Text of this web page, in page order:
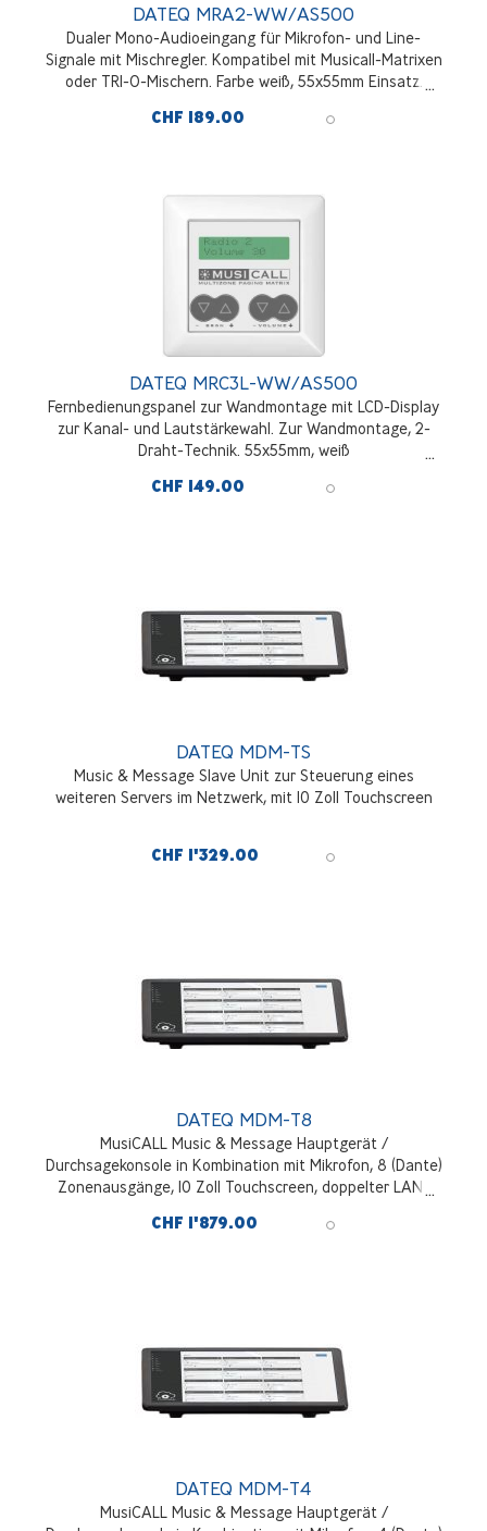
DATEQ MRA2-WW/AS500
Dualer Mono-Audioeingang für Mikrofon- und Line-
Signale mit Mischregler. Kompatibel mit Musicall-Matrixen
oder TRI-O-Mischern. Farbe weiß, 55x55mm Einsatz.
CHF 189.00
DATEQ MRC3L-WW/AS500
Fernbedienungspanel zur Wandmontage mit LCD-Display
zur Kanal- und Lautstärkewahl. Zur Wandmontage, 2-
Draht-Technik. 55x55mm, weiß
CHF 149.00
DATEQ MDM-TS
Music & Message Slave Unit zur Steuerung eines
weiteren Servers im Netzwerk, mit 10 Zoll Touchscreen
CHF 1'329.00
DATEQ MDM-T8
MusiCALL Music & Message Hauptgerät /
Durchsagekonsole in Kombination mit Mikrofon, 8 (Dante)
Zonenausgänge, 10 Zoll Touchscreen, doppelter LAN-
CHF 1'879.00
DATEQ MDM-T4
MusiCALL Music & Message Hauptgerät /